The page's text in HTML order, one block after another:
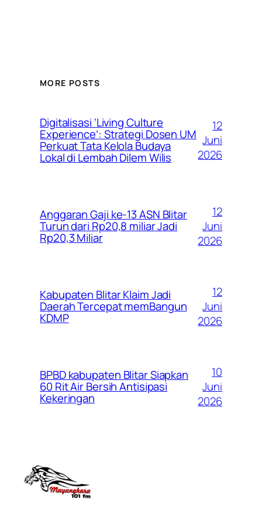
MORE POSTS
Digitalisasi ‘Living Culture
Experience’: Strategi Dosen UM
Perkuat Tata Kelola Budaya
Lokal di Lembah Dilem Wilis
12
Juni
2026
Anggaran Gaji ke-13 ASN Blitar
Turun dari Rp20,8 miliar Jadi
Rp20,3 Miliar
12
Juni
2026
Kabupaten Blitar Klaim Jadi
Daerah Tercepat memBangun
KDMP
12
Juni
2026
BPBD kabupaten Blitar Siapkan
60 Rit Air Bersih Antisipasi
Kekeringan
10
Juni
2026